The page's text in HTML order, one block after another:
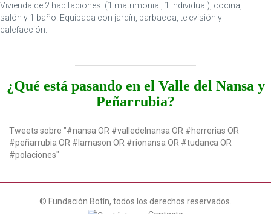
Vivienda de 2 habitaciones. (1 matrimonial, 1 individual), cocina,
salón y 1 baño. Equipada con jardín, barbacoa, televisión y
calefacción.
¿Qué está pasando en el Valle del Nansa y
Peñarrubia?
Tweets sobre "#nansa OR #valledelnansa OR #herrerias OR
#peñarrubia OR #lamason OR #rionansa OR #tudanca OR
#polaciones"
© Fundación Botín, todos los derechos reservados.